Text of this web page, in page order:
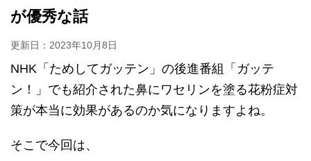
が優秀な話
更新日： 2023年10月8日
NHK「ためしてガッテン」の後進番組「ガッテ
ン！」でも紹介された鼻にワセリンを塗る花粉症対
策が本当に効果があるのか気になりますよね。
そこで今回は、